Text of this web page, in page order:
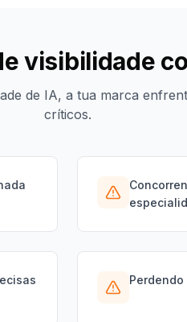
visibilidade
de IA, a tua marca
críticos.